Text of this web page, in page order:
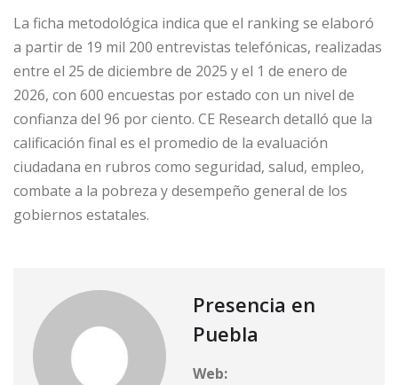
La ficha metodológica indica que el ranking se elaboró
a partir de 19 mil 200 entrevistas telefónicas, realizadas
entre el 25 de diciembre de 2025 y el 1 de enero de
2026, con 600 encuestas por estado con un nivel de
confianza del 96 por ciento. CE Research detalló que la
calificación final es el promedio de la evaluación
ciudadana en rubros como seguridad, salud, empleo,
combate a la pobreza y desempeño general de los
gobiernos estatales.
Presencia en
Puebla
Web: